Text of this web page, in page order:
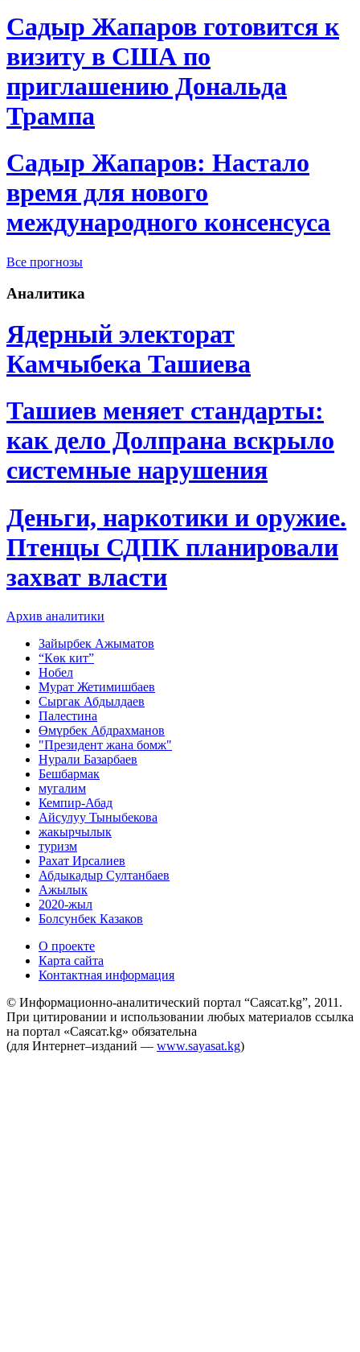
Садыр Жапаров готовится к
визиту в США по
приглашению Дональда
Трампа
Садыр Жапаров: Настало
время для нового
международного консенсуса
Все прогнозы
Аналитика
Ядерный электорат
Камчыбека Ташиева
Ташиев меняет стандарты:
как дело Долпрана вскрыло
системные нарушения
Деньги, наркотики и оружие.
Птенцы СДПК планировали
захват власти
Архив аналитики
Зайырбек Ажыматов
“Көк кит”
Нобел
Мурат Жетимишбаев
Сыргак Абдылдаев
Палестина
Өмүрбек Абдрахманов
"Президент жана бомж"
Нурали Базарбаев
Бешбармак
мугалим
Кемпир-Абад
Айсулуу Тыныбекова
жакырчылык
туризм
Рахат Ирсалиев
Абдыкадыр Султанбаев
Ажылык
2020-жыл
Болсунбек Казаков
О проекте
Карта сайта
Контактная информация
© Информационно-аналитический портал “Саясат.kg”, 2011.
При цитировании и использовании любых материалов ссылка
на портал «Саясат.kg» обязательна
(для Интернет–изданий — www.sayasat.kg)